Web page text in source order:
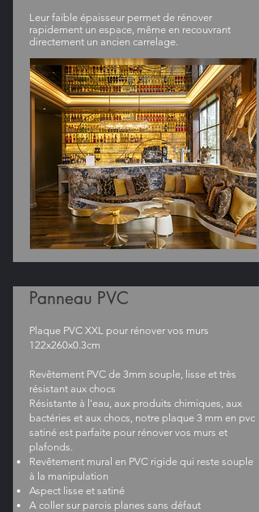
Leur faible épaisseur permet de rénover
rapidement un espace, même en recouvrant
directement un ancien carrelage.
Panneau PVC
Plaque PVC XXL pour rénover vos murs
122x260x0.3cm
Revêtement PVC de 3mm souple, lisse et très
résistant aux chocs
Résistante à l'eau, aux produits chimiques, aux
bactéries et aux chocs, notre plaque 3 mm en pvc
satiné est parfaite pour rénover vos murs et
plafonds.
Revêtement mural en PVC rigide qui reste souple
à la manipulation
Aspect lisse et satiné
A coller sur parois planes sans défaut